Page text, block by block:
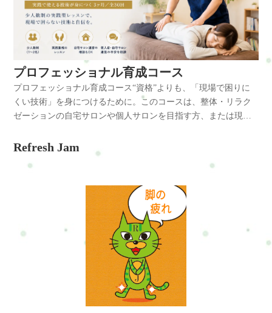
プロフェッショナル育成コース
プロフェッショナル育成コース“資格”よりも、「現場で困りに
くい技術」を身につけるために。このコースは、整体・リラク
ゼーションの自宅サロンや個人サロンを目指す方、または現在
定しない」「もっと体を見れるようになりたい」「お客様に喜
ばれる施術を身につけたい」そんな方のための、少人数制の実
すが実際には、「どのくらいの力で触れるのか」「どう体を支
えるのか」「どんな姿勢で施術するのか」「なぜそこがつらく
なるのか」こうした“感覚”の部分は、実際に体に触れながらで
ないと分かりにくいことも多くあります。このレッスンで
は、・触れ方・押し方・体の使い方・施術の流れ・体の見方・
力を使いすぎない施術などを、実際に練習しながら学んでいき
ます。Refresh Jamでは、「強く押せること」よりも、“無理なく
続けられる施術”を大切にしています。お客様だけではなく、施
術する側も体を壊しにくいこと。その上で、「気持ちいい」だ
Refresh Jam